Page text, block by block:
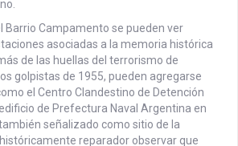
Barrio Campamento se pueden ver
asociadas a la memoria histórica
de las huellas del terrorismo de
golpistas de 1955, pueden agregarse
el Centro Clandestino de Detención
de Prefectura Naval Argentina en
señalizado como sitio de la
reparador observar que